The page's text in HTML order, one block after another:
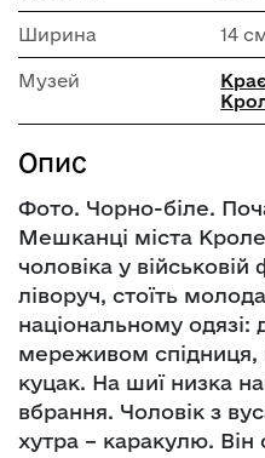
Ширина 14
Музей
Опис
Фото. Чорно-біле.
Мешканці міста
чоловіка у військовій
ліворуч, стоїть
національному одязі:
мереживом спідниця,
куцак. На шиї низка
вбрання. Чоловік з
хутра – каракулю. Він